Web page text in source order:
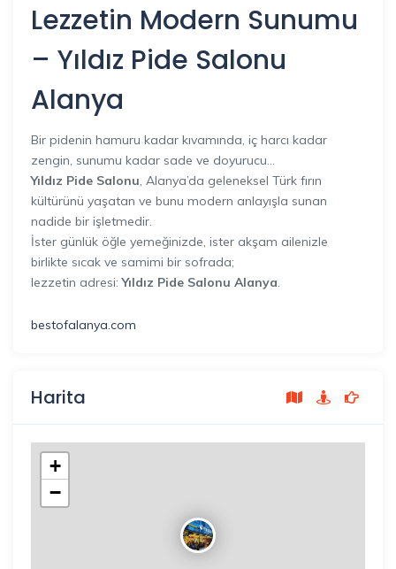
Lezzetin Modern Sunumu
– Yıldız Pide Salonu
Alanya
Bir pidenin hamuru kadar kıvamında, iç harcı kadar
zengin, sunumu kadar sade ve doyurucu…
Yıldız Pide Salonu, Alanya’da geleneksel Türk fırın
kültürünü yaşatan ve bunu modern anlayışla sunan
nadide bir işletmedir.
İster günlük öğle yemeğinizde, ister akşam ailenizle
birlikte sıcak ve samimi bir sofrada;
lezzetin adresi:Yıldız Pide Salonu Alanya.
bestofalanya.com
Harita
+
−